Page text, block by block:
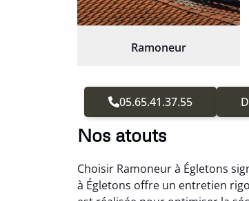
Ramoneur
05.65.41.37.55
Nos atouts
Choisir Ramoneur à Égletons
à Égletons offre un entretien